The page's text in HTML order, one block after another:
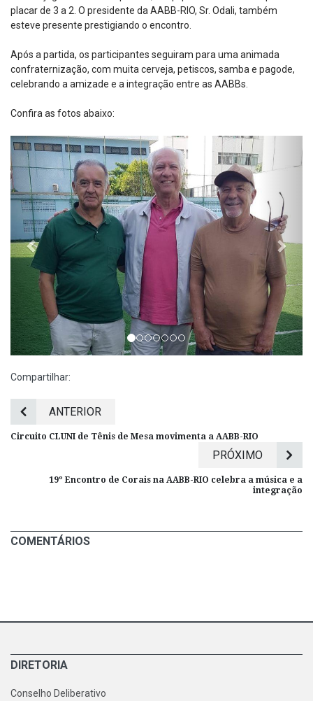
placar de 3 a 2. O presidente da AABB-RIO, Sr. Odali, também
esteve presente prestigiando o encontro.
Após a partida, os participantes seguiram para uma animada
confraternização, com muita cerveja, petiscos, samba e pagode,
celebrando a amizade e a integração entre as AABBs.
Confira as fotos abaixo:
Compartilhar:
ANTERIOR
Circuito CLUNI de Tênis de Mesa movimenta a AABB-RIO
PRÓXIMO
19º Encontro de Corais na AABB-RIO celebra a música e a
integração
COMENTÁRIOS
DIRETORIA
Conselho Deliberativo